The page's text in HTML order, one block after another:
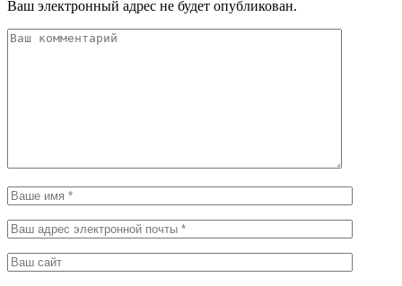
Ваш электронный адрес не будет опубликован.